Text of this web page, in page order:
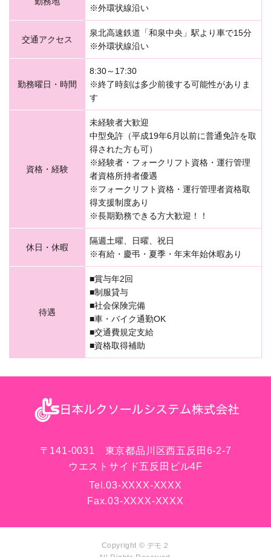
※外環状線沿い
交通アクセス
泉北高速鉄道「和泉中央」駅より車で15分
※外環状線沿い
勤務曜日・時間
8:30～17:30
※終了時刻は多少前後する可能性がありま
す
資格・経験
未経験者大歓迎
中型免許（平成19年6月以前に普通免許を取
得された方も可）
※経験者・フォークリフト資格・運行管理
者資格所持者優遇
※フォークリフト資格・運行管理者資格取
得支援制度あり
※長期勤務できる方大歓迎！！
休日・休暇
隔週土曜、日曜、祝日
※有給・慶弔・夏季・年末年始休暇あり
待遇
■賞与年2回
■制服貸与
■社会保険完備
■車・バイク通勤OK
■交通費規定支給
■資格取得補助
〒141-0031 東京都品川区西五反田6-2-7
ウエストサイド五反田ビル4F
Tel.03-XXXX-XXXX
Fax.03-XXXX-XXXX
Copyright © デモ２